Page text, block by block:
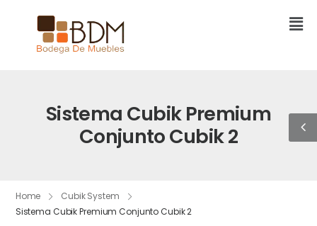
Sistema Cubik Premium
Conjunto Cubik 2
Home
Cubik System
Sistema Cubik Premium Conjunto Cubik 2